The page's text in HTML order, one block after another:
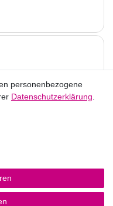
personenbezogene
Daten­schutz­erklärung
widerrufen
personenbezogene
Daten­schutz­erklärung